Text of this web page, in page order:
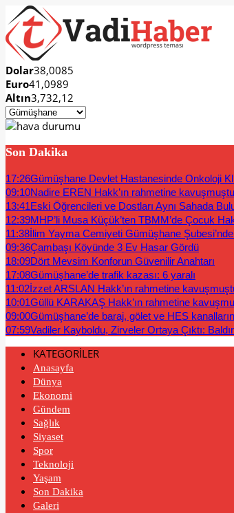
Dolar38,0085
Euro41,0989
Altın3,732,12
Son Dakika
17:26Gümüşhane Devlet Hastanesinde Onkoloji
09:10Nadire EREN Hakk’ın rahmetine
13:41Eski Öğrencileri ve Dostları Aynı Sahada
12:39MHP’li Musa Küçük’ten TBMM’de Çocuk
11:38İlim Yayma Cemiyeti Gümüşhane
09:36Çambaşı Köyünde 3 Ev Hasar Gördü
18:09Dört Mevsim Konforun Güvenilir Anahtarı
17:08Gümüşhane’de trafik kazası: 6 yaralı
11:02İzzet ARSLAN Hakk’ın rahmetine
10:01Güllü KARAKAŞ Hakk’ın rahmetine
09:00Gümüşhane’de baraj, gölet ve HES
07:59Vadiler Kayboldu, Zirveler Ortaya Çıktı:
KATEGORİLER
Anasayfa
Dünya
Ekonomi
Gündem
Sağlık
Siyaset
Spor
Teknoloji
Yaşam
Son Dakika
Galeri